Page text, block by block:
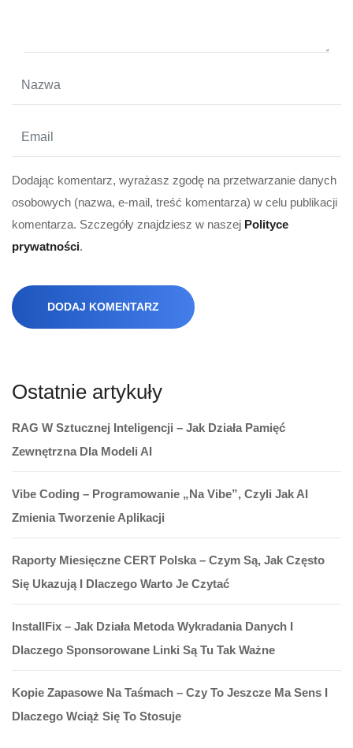
Dodając komentarz, wyrażasz zgodę na przetwarzanie danych
osobowych (nazwa, e-mail, treść komentarza) w celu publikacji
komentarza. Szczegóły znajdziesz w naszej Polityce
prywatności.
DODAJ KOMENTARZ
Ostatnie artykuły
RAG W Sztucznej Inteligencji – Jak Działa Pamięć
Zewnętrzna Dla Modeli AI
Vibe Coding – Programowanie „na Vibe”, Czyli Jak AI
Zmienia Tworzenie Aplikacji
Raporty Miesięczne CERT Polska – Czym Są, Jak Często
Się Ukazują I Dlaczego Warto Je Czytać
InstallFix – Jak Działa Metoda Wykradania Danych I
Dlaczego Sponsorowane Linki Są Tu Tak Ważne
Kopie Zapasowe Na Taśmach – Czy To Jeszcze Ma Sens I
Dlaczego Wciąż Się To Stosuje